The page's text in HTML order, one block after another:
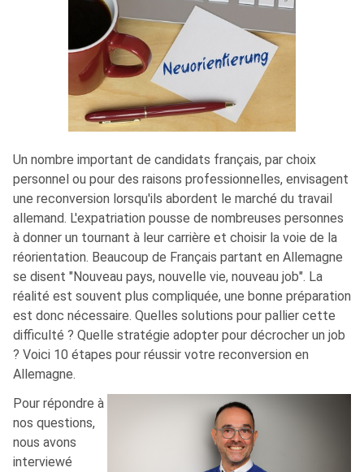
Un nombre important de candidats français, par choix
personnel ou pour des raisons professionnelles, envisagent
une reconversion lorsqu'ils abordent le marché du travail
allemand. L'expatriation pousse de nombreuses personnes
à donner un tournant à leur carrière et choisir la voie de la
réorientation. Beaucoup de Français partant en Allemagne
se disent "Nouveau pays, nouvelle vie, nouveau job". La
réalité est souvent plus compliquée, une bonne préparation
est donc nécessaire. Quelles solutions pour pallier cette
difficulté ? Quelle stratégie adopter pour décrocher un job
? Voici 10 étapes pour réussir votre reconversion en
Allemagne.
Pour répondre à
nos questions,
nous avons
interviewé